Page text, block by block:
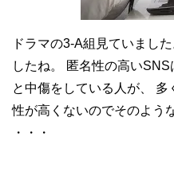
ドラマの3-A組見ていまし
したね。 匿名性の高い
と中傷をしている人が、
性が高くないのでそのよう
・・・